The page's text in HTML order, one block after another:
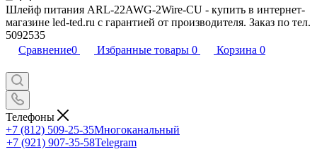
Шлейф питания ARL-22AWG-2Wire-CU - купить в интернет-
магазине led-ted.ru с гарантией от производителя. Заказ по тел.
5092535
Сравнение0 Избранные товары 0 Корзина 0
Телефоны
+7 (812) 509-25-35Многоканальный
+7 (921) 907-35-58Telegram